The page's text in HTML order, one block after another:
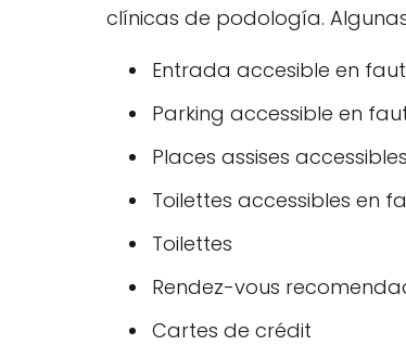
clínicas de podología.
Entrada accesible en
Parking accessible en
Places assises
Toilettes accessibles en
Toilettes
Rendez-vous
Cartes de crédit